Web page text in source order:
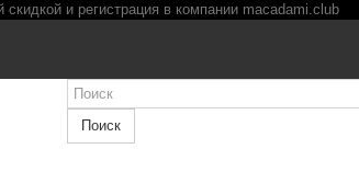
Поиск